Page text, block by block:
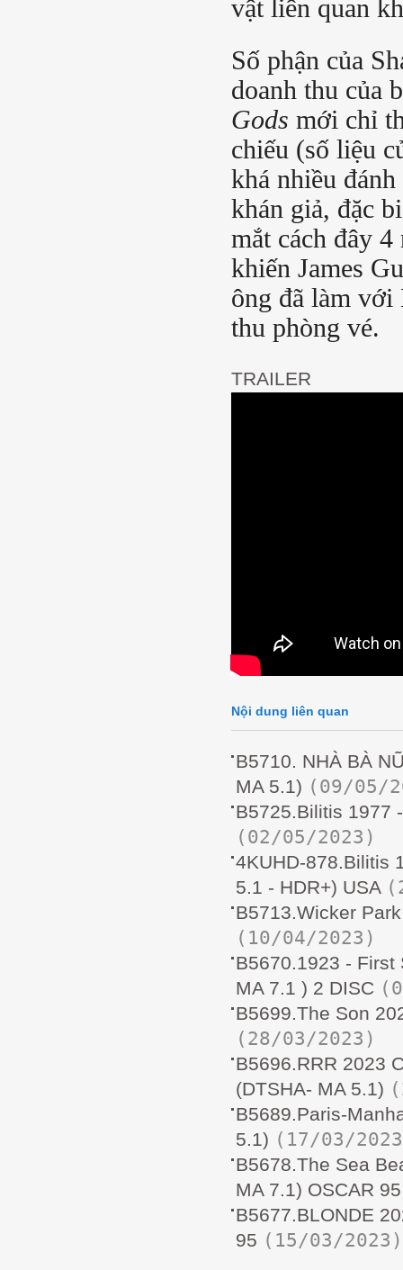
vật liên quan
Số phận của
doanh thu của
Gods mới chỉ
chiếu (số liệu
khá nhiều
khán giả, đặc
mắt cách đây
khiến James
ông đã làm với
thu phòng vé.
TRAILER
Nội dung liên quan
B5710. NHÀ BÀ
MA 5.1) (09/05/
B5725.Bilitis 1977
(02/05/2023)
4KUHD-878.Bilitis
5.1 - HDR+) USA
B5713.Wicker
(10/04/2023)
B5670.1923 - First
MA 7.1 ) 2 DISC
B5699.The Son
(28/03/2023)
B5696.RRR 2023
(DTSHA- MA 5.1)
B5689.Paris-
5.1) (17/03/
B5678.The Sea
MA 7.1) OSCAR 95
B5677.BLONDE
95 (15/03/2023)